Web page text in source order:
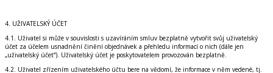
4. UŽIVATELSKÝ ÚČET
4.1. Uživatel si může v souvislosti s uzavíráním smluv bezplatně vytvořit svůj uživatelský
účet za účelem usnadnění činění objednávek a přehledu informací o nich (dále jen
„uživatelský účet“). Uživatelský účet je poskytovatelem provozován bezplatně.
4.2. Uživatel zřízením uživatelského účtu bere na vědomí, že informace v něm vedené, tj.